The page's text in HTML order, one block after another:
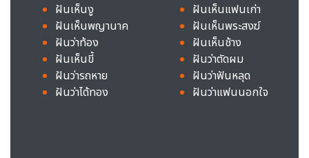
ฝันเห็นงู
ฝันเห็นพญานาค
ฝันว่าท้อง
ฝันเห็นขี้
ฝันว่ารถหาย
ฝันว่าได้ทอง
ฝันเห็นแฟนเก่า
ฝันเห็นพระสงฆ์
ฝันเห็นช้าง
ฝันว่าตัดผม
ฝันว่าฟันหลุด
ฝันว่าแฟนนอกใจ